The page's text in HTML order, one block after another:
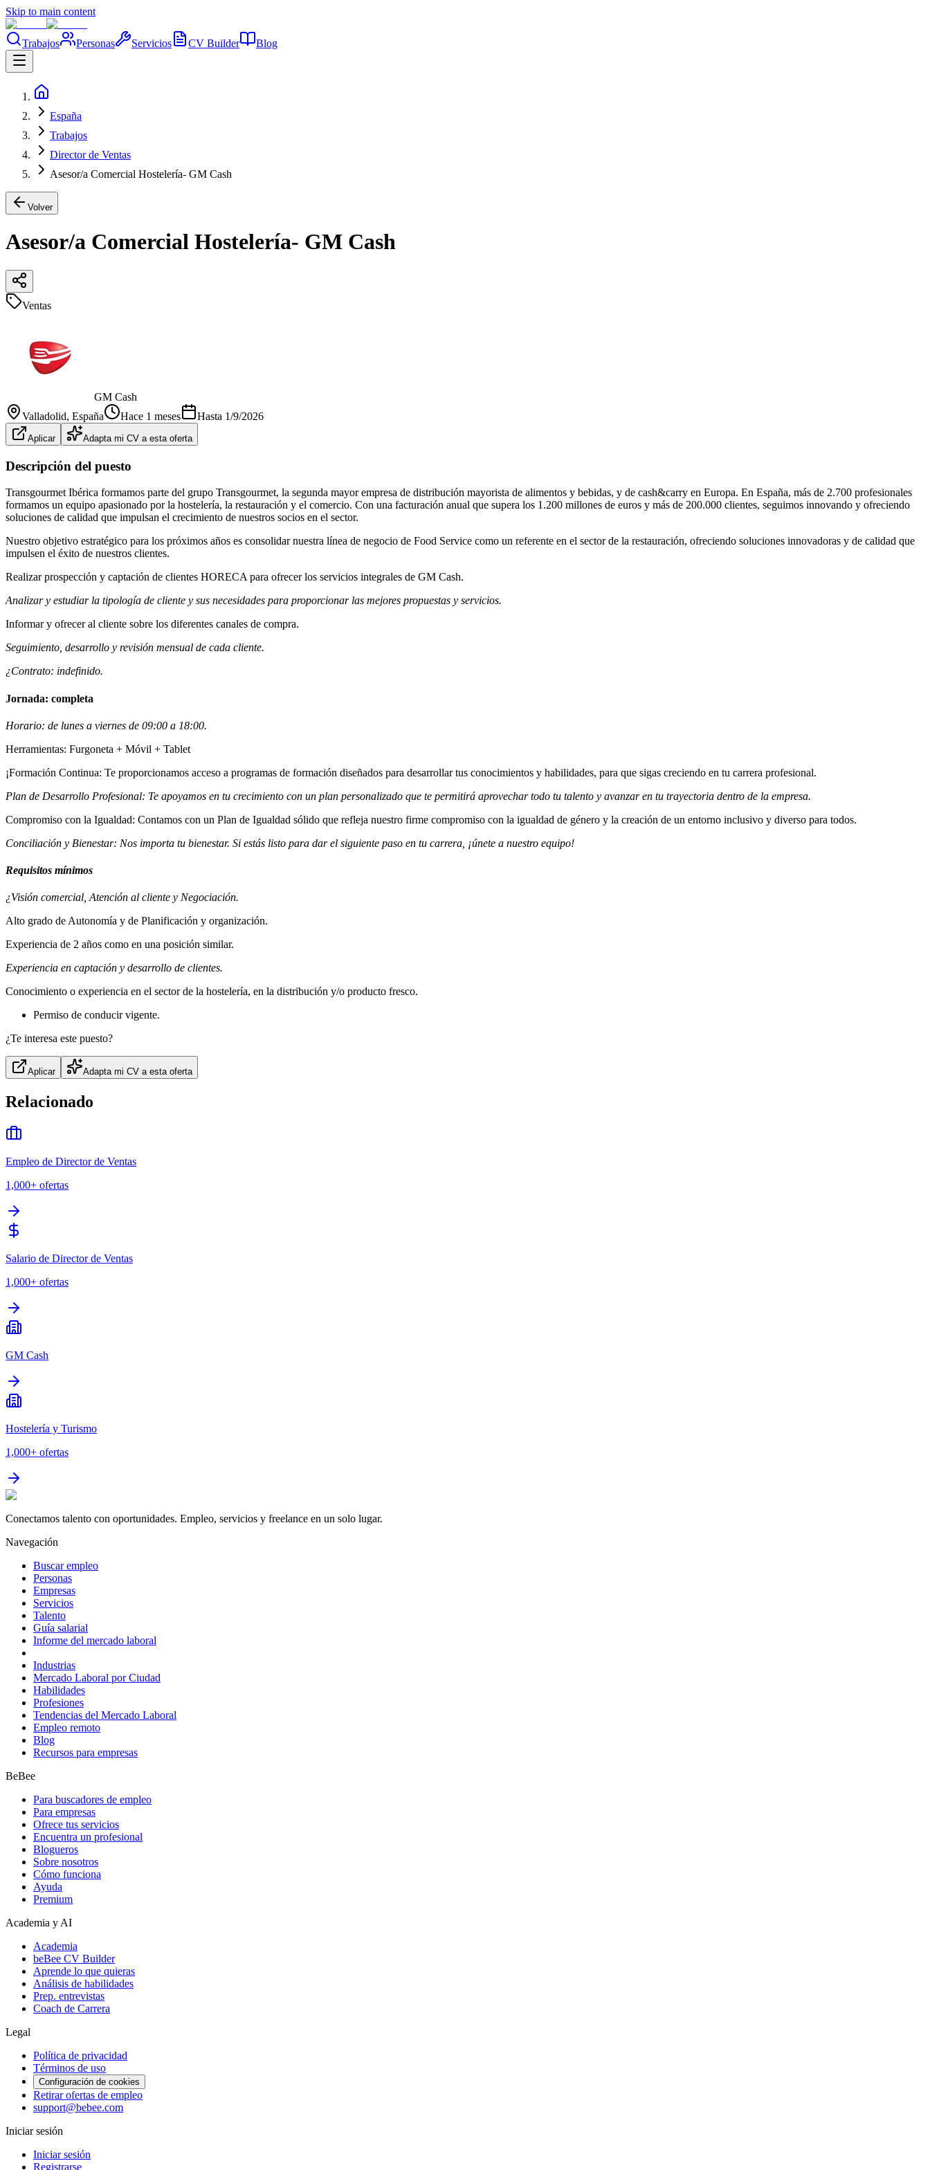
Skip to main content
Trabajos Personas Servicios CV Builder Blog
España
Trabajos
Director de Ventas
Asesor/a Comercial Hostelería- GM Cash
Volver
Asesor/a Comercial Hostelería- GM Cash
Ventas
GM Cash
Valladolid, España Hace 1 meses Hasta 1/9/2026
Aplicar Adapta mi CV a esta oferta
Descripción del puesto
Transgourmet Ibérica formamos parte del grupo Transgourmet, la segunda mayor empresa de distribución mayorista de alimentos y bebidas, y de cash&carry en Europa. En España, más de 2.700 profesionales
formamos un equipo apasionado por la hostelería, la restauración y el comercio. Con una facturación anual que supera los 1.200 millones de euros y más de 200.000 clientes, seguimos innovando y ofreciendo
soluciones de calidad que impulsan el crecimiento de nuestros socios en el sector.
Nuestro objetivo estratégico para los próximos años es consolidar nuestra línea de negocio de Food Service como un referente en el sector de la restauración, ofreciendo soluciones innovadoras y de calidad que
impulsen el éxito de nuestros clientes.
Realizar prospección y captación de clientes HORECA para ofrecer los servicios integrales de GM Cash.
Analizar y estudiar la tipología de cliente y sus necesidades para proporcionar las mejores propuestas y servicios.
Informar y ofrecer al cliente sobre los diferentes canales de compra.
Seguimiento, desarrollo y revisión mensual de cada cliente.
¿Contrato: indefinido.
Jornada: completa
Horario: de lunes a viernes de 09:00 a 18:00.
Herramientas: Furgoneta + Móvil + Tablet
¡Formación Continua: Te proporcionamos acceso a programas de formación diseñados para desarrollar tus conocimientos y habilidades, para que sigas creciendo en tu carrera profesional.
Plan de Desarrollo Profesional: Te apoyamos en tu crecimiento con un plan personalizado que te permitirá aprovechar todo tu talento y avanzar en tu trayectoria dentro de la empresa.
Compromiso con la Igualdad: Contamos con un Plan de Igualdad sólido que refleja nuestro firme compromiso con la igualdad de género y la creación de un entorno inclusivo y diverso para todos.
Conciliación y Bienestar: Nos importa tu bienestar. Si estás listo para dar el siguiente paso en tu carrera, ¡únete a nuestro equipo!
Requisitos mínimos
¿Visión comercial, Atención al cliente y Negociación.
Alto grado de Autonomía y de Planificación y organización.
Experiencia de 2 años como en una posición similar.
Experiencia en captación y desarrollo de clientes.
Conocimiento o experiencia en el sector de la hostelería, en la distribución y/o producto fresco.
Permiso de conducir vigente.
¿Te interesa este puesto?
Aplicar Adapta mi CV a esta oferta
Relacionado
Empleo de Director de Ventas
1,000+ ofertas
Salario de Director de Ventas
1,000+ ofertas
GM Cash
Hostelería y Turismo
1,000+ ofertas
Conectamos talento con oportunidades. Empleo, servicios y freelance en un solo lugar.
Navegación
Buscar empleo
Personas
Empresas
Servicios
Talento
Guía salarial
Informe del mercado laboral
Industrias
Mercado Laboral por Ciudad
Habilidades
Profesiones
Tendencias del Mercado Laboral
Empleo remoto
Blog
Recursos para empresas
BeBee
Para buscadores de empleo
Para empresas
Ofrece tus servicios
Encuentra un profesional
Blogueros
Sobre nosotros
Cómo funciona
Ayuda
Premium
Academia y AI
Academia
beBee CV Builder
Aprende lo que quieras
Análisis de habilidades
Prep. entrevistas
Coach de Carrera
Legal
Política de privacidad
Términos de uso
Configuración de cookies
Retirar ofertas de empleo
support@bebee.com
Iniciar sesión
Iniciar sesión
Registrarse